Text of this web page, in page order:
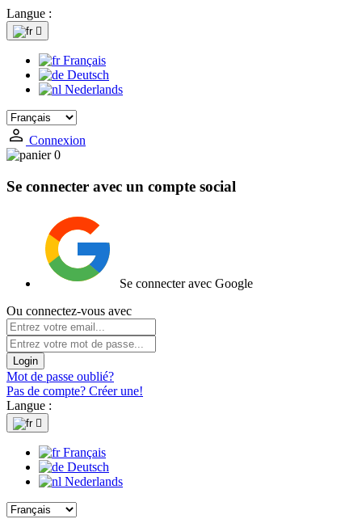
Langue :

Français
Deutsch
Nederlands
Connexion
0
Se connecter avec un compte social
Se connecter avec Google
Ou connectez-vous avec
Login
Mot de passe oublié?
Pas de compte? Créer une!
Langue :

Français
Deutsch
Nederlands